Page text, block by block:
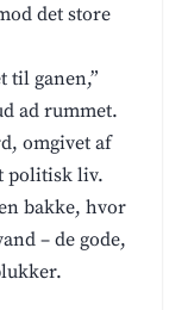
det store
til ganen,”
ad rummet.
omgivet af
politisk liv.
bakke, hvor
– de gode,